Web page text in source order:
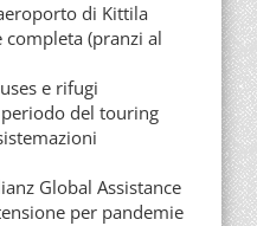
di Kittila
(pranzi al
e rifugi
del touring
Global Assistance
per pandemie